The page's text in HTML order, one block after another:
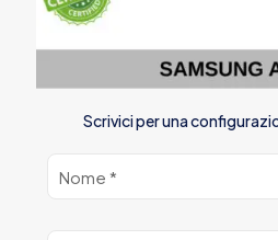
Scrivici per una